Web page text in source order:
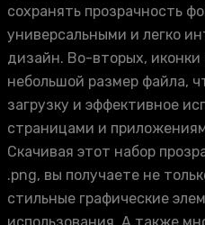
сохранять прозрачность
универсальными и легко
дизайн. Во-вторых,
небольшой размер файла,
загрузку и эффективное
страницами и
Скачивая этот набор
.png, вы получаете не
стильные графические